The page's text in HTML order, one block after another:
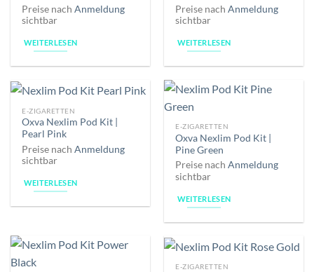
Preise nachAnmeldung
sichtbar
WEITERLESEN
Preise nachAnmeldung
sichtbar
WEITERLESEN
E-ZIGARETTEN
Oxva Nexlim Pod Kit |
Pearl Pink
Preise nachAnmeldung
sichtbar
WEITERLESEN
E-ZIGARETTEN
Oxva Nexlim Pod Kit |
Pine Green
Preise nachAnmeldung
sichtbar
WEITERLESEN
E-ZIGARETTEN